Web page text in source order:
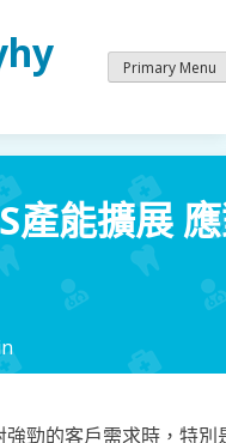
Primary Menu
產能擴展
勁的客戶需求時，特